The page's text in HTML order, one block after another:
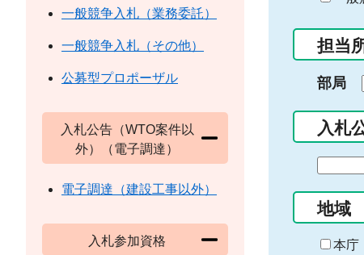
担当
部局
入札
の
始
ま
地域
本庁
一般競争入札（業務委託）
一般競争入札（その他）
公募型プロポーザル
入札公告（WTO案件以
外）（電子調達）
電子調達（建設工事以外）
入札参加資格